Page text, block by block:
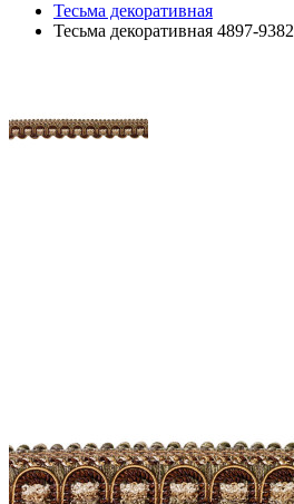
Тесьма декоративная
Тесьма декоративная 4897-